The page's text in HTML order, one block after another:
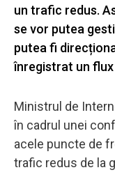
un trafic redus.
se vor putea
putea fi
înregistrat un
Ministrul de
în cadrul unei
acele puncte de
trafic redus de la